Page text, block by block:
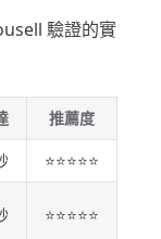
驗證的實
推薦度
⭐⭐⭐⭐⭐
⭐⭐⭐⭐⭐